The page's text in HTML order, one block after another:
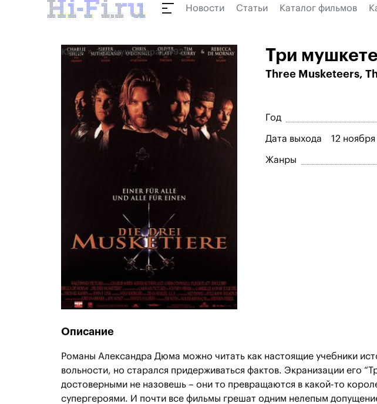
Новости Статьи Каталог фильмов
Кино Три мушкетера (1993) Три
Three Musketeers,
Год
Дата выхода 12
Жанры
Описание
Романы Александра Дюма можно читать как настоящие учебники
вольности, но старался придерживаться фактов. Экранизации его
достоверными не назовешь – они то превращаются в какой-то
супергероями. И почти все фильмы грешат одним нелепым